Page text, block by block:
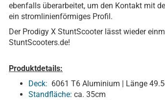
ebenfalls überarbeitet, um den Kontakt mit
ein stromlinienförmiges Profil.
Der Prodigy X StuntScooter lässt wieder
StuntScooters.de!
Produktdetails:
Deck: 6061 T6 Aluminium | Länge
Standfläche: ca. 35cm